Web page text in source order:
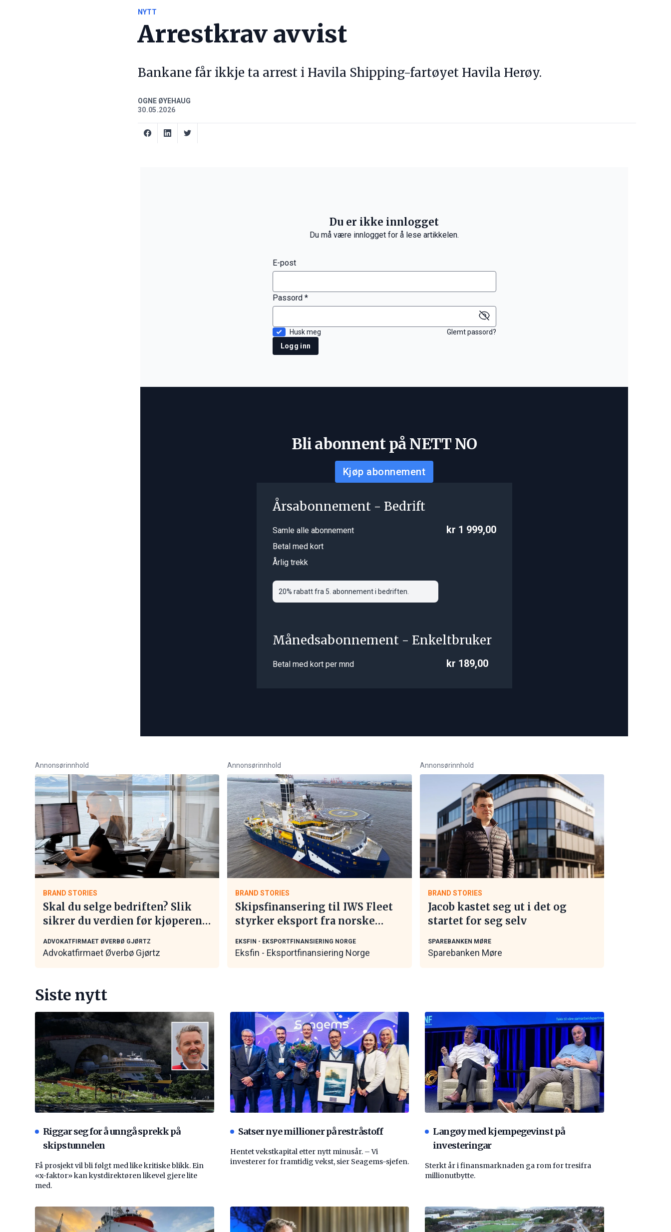
NYTT
Arrestkrav avvist
Bankane får ikkje ta arrest i Havila Shipping-fartøyet Havila Herøy.
OGNE ØYEHAUG
30.05.2026
Du er ikke innlogget
Du må være innlogget for å lese artikkelen.
E-post
Passord *
Husk meg
Glemt passord?
Logg inn
Bli abonnent på NETT NO
Kjøp abonnement
Årsabonnement - Bedrift
Samle alle abonnement
Betal med kort
Årlig trekk
20% rabatt fra 5. abonnement i bedriften.
kr 1 999,00
Månedsabonnement - Enkeltbruker
Betal med kort per mnd kr 189,00
Annonsørinnhold
BRAND STORIES
Skal du selge bedriften? Slik
sikrer du verdien før kjøperen
ADVOKATFIRMAET ØVERBØ GJØRTZ
Advokatfirmaet Øverbø Gjørtz
Annonsørinnhold
BRAND STORIES
Skipsfinansering til IWS Fleet
styrker eksport fra norske
EKSFIN - EKSPORTFINANSIERING NORGE
Eksfin - Eksportfinansiering Norge
Annonsørinnhold
BRAND STORIES
Jacob kastet seg ut i det og
startet for seg selv
SPAREBANKEN MØRE
Sparebanken Møre
Siste nytt
Riggar seg for å unngå sprekk på
skipstunnelen
Få prosjekt vil bli følgt med like kritiske blikk. Ein
«x-faktor» kan kystdirektøren likevel gjere lite
med.
Satser nye millioner på restråstoff
Hentet vekstkapital etter nytt minusår. – Vi
investerer for framtidig vekst, sier Seagems-sjefen.
Langøy med kjempegevinst på
investeringar
Sterkt år i finansmarknaden ga rom for tresifra
millionutbytte.